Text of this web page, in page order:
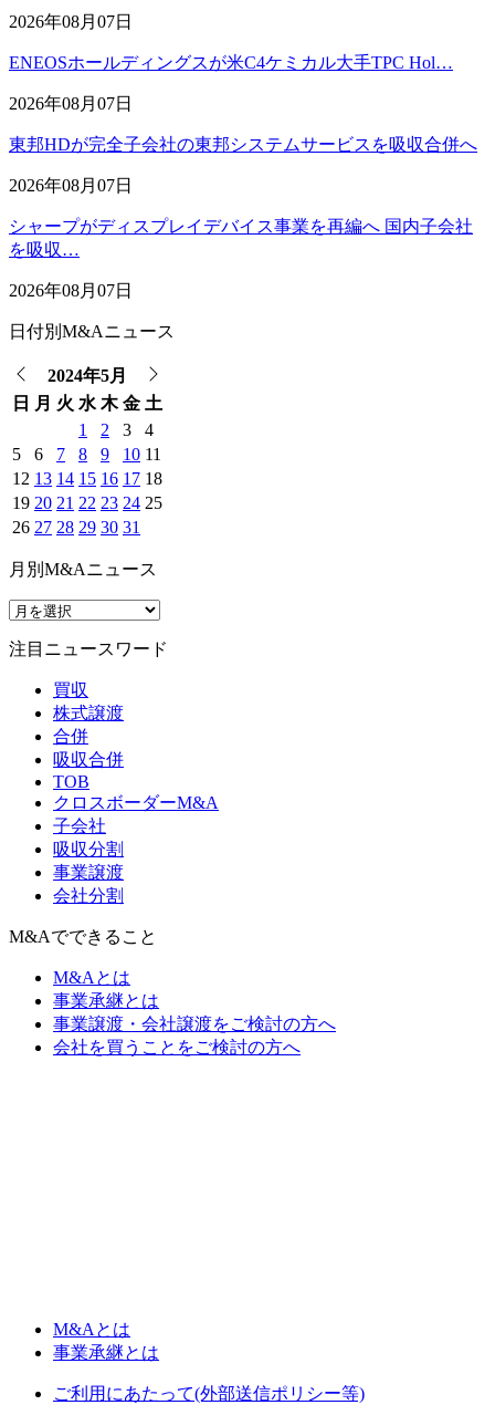
2026年08月07日
ENEOSホールディングスが米C4ケミカル大手TPC Hol…
2026年08月07日
東邦HDが完全子会社の東邦システムサービスを吸収合併へ
2026年08月07日
シャープがディスプレイデバイス事業を再編へ 国内子会社
を吸収…
2026年08月07日
日付別M&Aニュース
2024年5月
日
月 火 水 木 金 土
1
2 3
4
5
6 7 8 9 10 11
12 13 14 15 16 17 18
19 20 21 22 23 24 25
26 27 28 29 30 31
月別M&Aニュース
注目ニュースワード
買収
株式譲渡
合併
吸収合併
TOB
クロスボーダーM&A
子会社
吸収分割
事業譲渡
会社分割
M&Aでできること
M&Aとは
事業承継とは
事業譲渡・会社譲渡をご検討の方へ
会社を買うことをご検討の方へ
M&Aとは
事業承継とは
ご利用にあたって(外部送信ポリシー等)